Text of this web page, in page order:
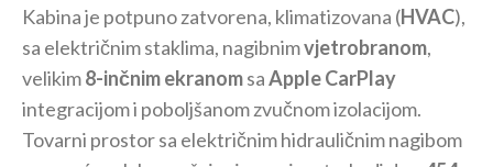
Kabina je potpuno zatvorena, klimatizovana (HVAC),
sa električnim staklima, nagibnimvjetrobranom,
velikim8-inčnim ekranomsaApple CarPlay
integracijom i poboljšanom zvučnom izolacijom.
Tovarni prostor sa električnim hidrauličnim nagibom